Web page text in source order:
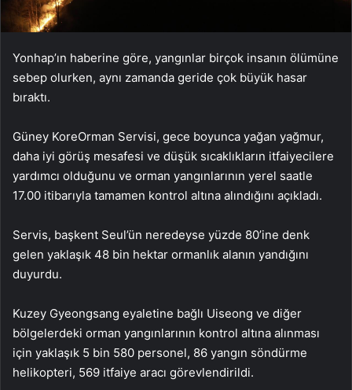
Yonhap’ın haberine göre, yangınlar birçok insanın ölümüne
sebep olurken, aynı zamanda geride çok büyük hasar
bıraktı.
Güney KoreOrman Servisi, gece boyunca yağan yağmur,
daha iyi görüş mesafesi ve düşük sıcaklıkların itfaiyecilere
yardımcı olduğunu ve orman yangınlarının yerel saatle
17.00 itibarıyla tamamen kontrol altına alındığını açıkladı.
Servis, başkent Seul’ün neredeyse yüzde 80’ine denk
gelen yaklaşık 48 bin hektar ormanlık alanın yandığını
duyurdu.
Kuzey Gyeongsang eyaletine bağlı Uiseong ve diğer
bölgelerdeki orman yangınlarının kontrol altına alınması
için yaklaşık 5 bin 580 personel, 86 yangın söndürme
helikopteri, 569 itfaiye aracı görevlendirildi.